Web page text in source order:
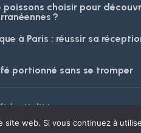
poissons choisir pour
?
à Paris : réussir sa
portionné sans se tromper
web. Si vous continuez à